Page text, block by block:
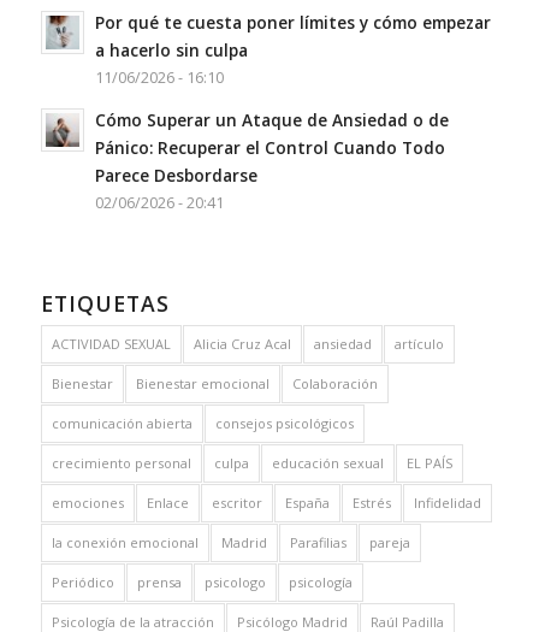
Por qué te cuesta poner límites y cómo empezar
a hacerlo sin culpa
11/06/2026 - 16:10
Cómo Superar un Ataque de Ansiedad o de
Pánico: Recuperar el Control Cuando Todo
Parece Desbordarse
02/06/2026 - 20:41
ETIQUETAS
ACTIVIDAD SEXUAL Alicia Cruz Acal ansiedad artículo
Bienestar Bienestar emocional Colaboración
comunicación abierta consejos psicológicos
crecimiento personal culpa educación sexual EL PAÍS
emociones Enlace escritor España Estrés Infidelidad
la conexión emocional Madrid Parafilias pareja
Periódico prensa psicologo psicología
Psicología de la atracción Psicólogo Madrid Raúl Padilla